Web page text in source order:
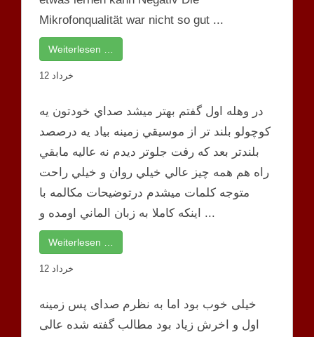
Mikrofonqualität war nicht so gut ...
Weiterlesen …
12 خرداد
در وهله اول گفتم بهتر ميشد صداي خودتون يه
كوچولو بلند تر از موسيقي زمينه بياد يه درصصد
بلندتر بعد كه رفت جلوتر ديدم نه عاليه مابقي
راه هم همه چيز عالي خيلي روان و خيلي راحت
متوجه كلمات ميشدم درتوضيحات مكالمه با
اينكه كاملا به زبان الماني اومده و ...
Weiterlesen …
12 خرداد
خیلی خوب بود اما به نظرم صدای پس زمینه
اول و اخرش زیاد بود مطالب گفته شده عالی